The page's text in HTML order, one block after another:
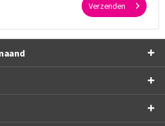
Verzenden